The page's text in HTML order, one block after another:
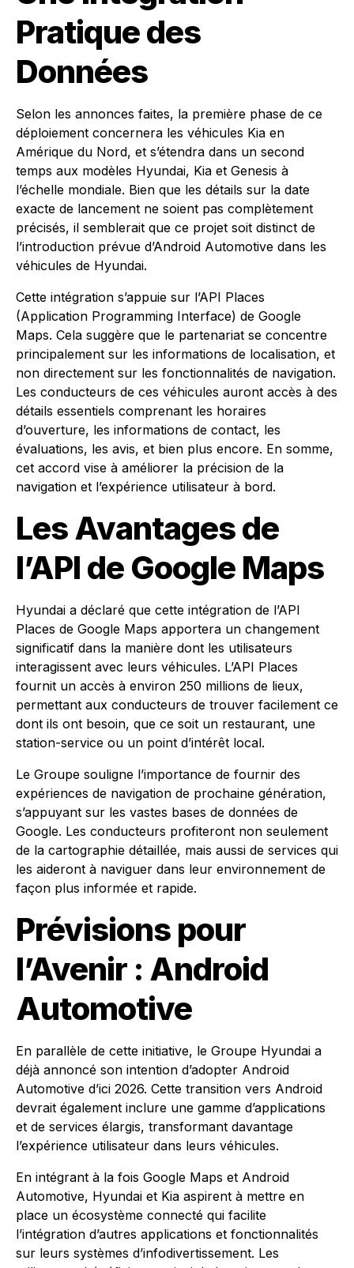
Pratique des
Données
Selon les annonces faites, la première phase de ce
déploiement concernera les véhicules Kia en
Amérique du Nord, et s’étendra dans un second
temps aux modèles Hyundai, Kia et Genesis à
l’échelle mondiale. Bien que les détails sur la date
exacte de lancement ne soient pas complètement
précisés, il semblerait que ce projet soit distinct de
l’introduction prévue d’Android Automotive dans les
véhicules de Hyundai.
Cette intégration s’appuie sur l’API Places
(Application Programming Interface) de Google
Maps. Cela suggère que le partenariat se concentre
principalement sur les informations de localisation, et
non directement sur les fonctionnalités de navigation.
Les conducteurs de ces véhicules auront accès à des
détails essentiels comprenant les horaires
d’ouverture, les informations de contact, les
évaluations, les avis, et bien plus encore. En somme,
cet accord vise à améliorer la précision de la
navigation et l’expérience utilisateur à bord.
Les Avantages de
l’API de Google Maps
Hyundai a déclaré que cette intégration de l’API
Places de Google Maps apportera un changement
significatif dans la manière dont les utilisateurs
interagissent avec leurs véhicules. L’API Places
fournit un accès à environ 250 millions de lieux,
permettant aux conducteurs de trouver facilement ce
dont ils ont besoin, que ce soit un restaurant, une
station-service ou un point d’intérêt local.
Le Groupe souligne l’importance de fournir des
expériences de navigation de prochaine génération,
s’appuyant sur les vastes bases de données de
Google. Les conducteurs profiteront non seulement
de la cartographie détaillée, mais aussi de services qui
les aideront à naviguer dans leur environnement de
façon plus informée et rapide.
Prévisions pour
l’Avenir : Android
Automotive
En parallèle de cette initiative, le Groupe Hyundai a
déjà annoncé son intention d’adopter Android
Automotive d’ici 2026. Cette transition vers Android
devrait également inclure une gamme d’applications
et de services élargis, transformant davantage
l’expérience utilisateur dans leurs véhicules.
En intégrant à la fois Google Maps et Android
Automotive, Hyundai et Kia aspirent à mettre en
place un écosystème connecté qui facilite
l’intégration d’autres applications et fonctionnalités
sur leurs systèmes d’infodivertissement. Les